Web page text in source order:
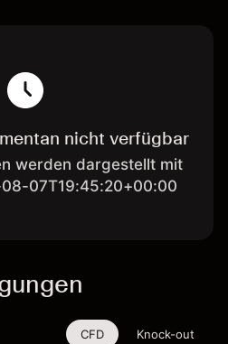
nicht verfügbar
werden dargestellt mit
07T19:45:20+00:00
CFD Knock-out